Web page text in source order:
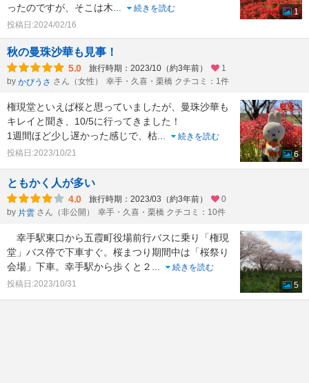
ったのですが、そこは木
続きを読む
投稿日:2024/02/16
1
秋の曼珠沙華も見事！
5.0 旅行時期：2023/10（約3年前）
1
by かぴうさ さん（女性） 幸手・久喜・栗橋 クチコミ：1件
権現堂といえば桜と思っていましたが、曼珠沙華も
キレイと聞き、10/5に行ってきました！
1週間ほど少し遅かった感じで、枯
続きを読む
投稿日:2023/10/21
6
ともかく人が多い
4.0 旅行時期：2023/03（約3年前）
0
by 片雲 さん（非公開） 幸手・久喜・栗橋 クチコミ：10件
幸手駅東口から五霞町役場前行バスに乗り「権現
堂」バス停で下車すぐ。桜まつり期間中は「桜祭り
会場」下車。幸手駅から歩くと２
続きを読む
投稿日:2023/10/31
5